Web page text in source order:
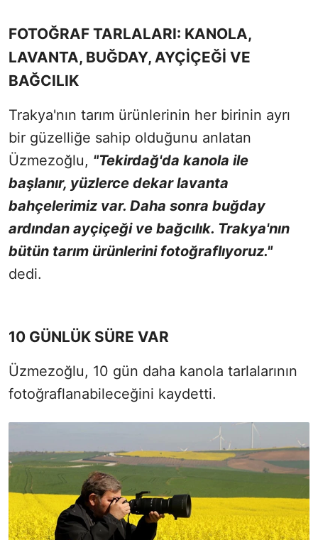
FOTOĞRAF TARLALARI: KANOLA,
LAVANTA, BUĞDAY, AYÇİÇEĞİ VE
BAĞCILIK
Trakya'nın tarım ürünlerinin her birinin ayrı
bir güzelliğe sahip olduğunu anlatan
Üzmezoğlu, "Tekirdağ'da kanola ile
başlanır, yüzlerce dekar lavanta
bahçelerimiz var. Daha sonra buğday
ardından ayçiçeği ve bağcılık. Trakya'nın
bütün tarım ürünlerini fotoğraflıyoruz."
dedi.
10 GÜNLÜK SÜRE VAR
Üzmezoğlu, 10 gün daha kanola tarlalarının
fotoğraflanabileceğini kaydetti.